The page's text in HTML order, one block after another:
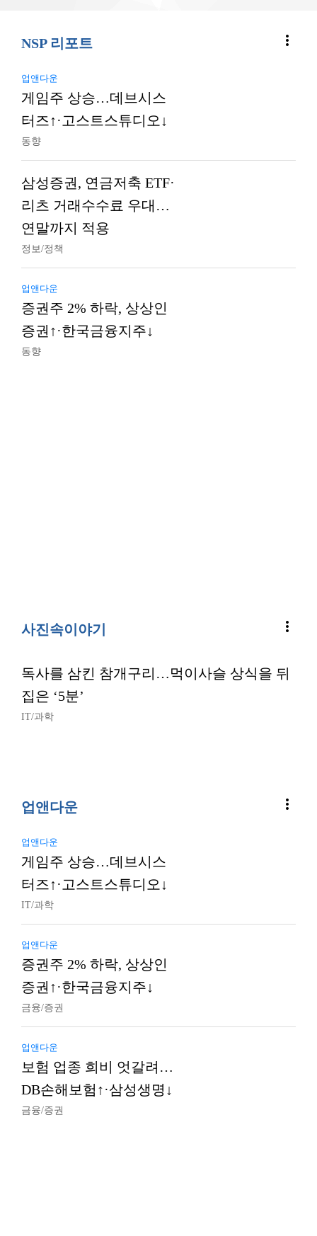
NSP 리포트 more_vert
업앤다운
게임주 상승…데브시스
터즈↑·고스트스튜디오↓
동향
삼성증권, 연금저축 ETF·
리츠 거래수수료 우대…
연말까지 적용
정보/정책
업앤다운
증권주 2% 하락, 상상인
증권↑·한국금융지주↓
동향
사진속이야기 more_vert
독사를 삼킨 참개구리…먹이사슬 상식을 뒤
집은 ‘5분’
IT/과학
업앤다운 more_vert
업앤다운
게임주 상승…데브시스
터즈↑·고스트스튜디오↓
IT/과학
업앤다운
증권주 2% 하락, 상상인
증권↑·한국금융지주↓
금융/증권
업앤다운
보험 업종 희비 엇갈려…
DB손해보험↑·삼성생명↓
금융/증권